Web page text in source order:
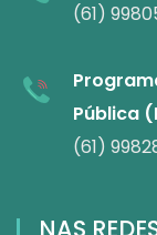
(61)
Pública
(61)